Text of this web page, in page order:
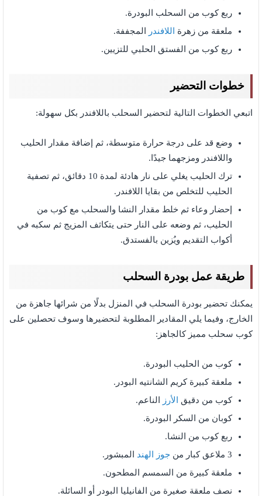
ربع كوب من السحلب البودرة.
ملعقة من زهرة
اللافندر
المجففة.
ربع كوب من الفستق الحلبي للتزيين.
خطوات التحضير
اتبعي الخطوات التالية لتحضير السحلب باللافندر بكل سهولة:
وضع قد على درجة حرارة متوسطة، ثم إضافة مقدار الحليب
واللافندر ومزجهما جيدًا.
ترك الحليب يغلي على نار هادئة لمدة 10 دقائق، ثم تصفية
الحليب للتخلص من بقايا اللافندر.
إحضار وعاء ثم خلط مقدار النشا والسحلب مع كوب من
الحليب، ثم وضعه على النار حتى يتكاثف المزيج ثم سكبه في
أكواب التقديم ويُزين بالفستدق.
طريقة عمل بودرة السحلب
يمكنك تحضير بودرة السحلب في المنزل بدلًا من شرائها جاهزة من
الخارج، وفيما يلي المقادير المطلوبة لتحضيرها وسوف تحصلين على
كوب سحلب مميز كالجاهز:
كوب من الحليب البودرة.
ملعقة كبيرة كريم الشانتيه البودر.
كوب من دقيق
الأرز
الناعم.
كوبان من السكر البودرة.
ربع كوب من النشا.
3 ملاعق كبار من
جوز الهند المبشور.
ملعقة كبيرة من السمسم المطحون.
نصف ملعقة صغيرة من الفانيليا البودر أو السائلة.